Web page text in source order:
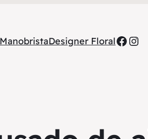
Designer Floral